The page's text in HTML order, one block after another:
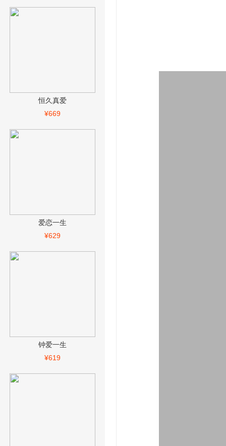
恒久真爱
¥669
爱恋一生
¥629
钟爱一生
¥619